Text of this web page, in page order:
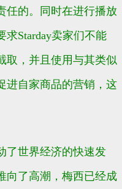
任的。同时在进行播放
求Starday卖家们不能
取，并且使用与其类似
进自家商品的营销，这
了世界经济的快速发
向了高潮，梅西已经成